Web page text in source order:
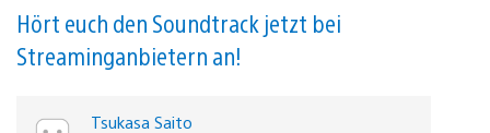
Hört euch den Soundtrack jetzt bei
Streaminganbietern an!
Tsukasa Saito